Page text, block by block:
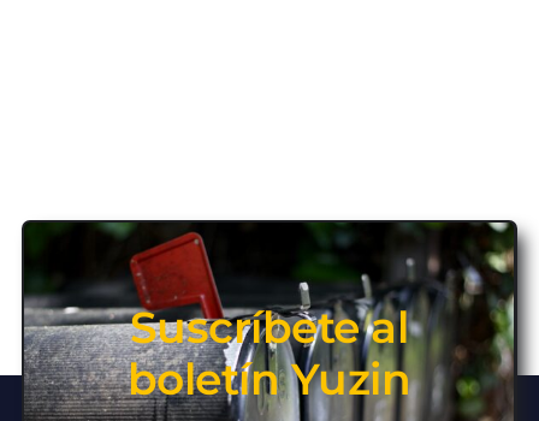
Suscríbete al
boletín Yuzin